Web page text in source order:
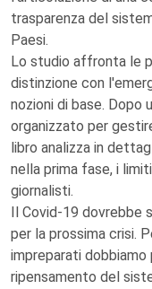
trasparenza del
Paesi.
Lo studio affronta le
distinzione con
nozioni di base. Dopo
organizzato per
libro analizza in
nella prima fase, i
giornalisti.
Il Covid-19 dovrebbe
per la prossima crisi.
impreparati dobbiamo
ripensamento del